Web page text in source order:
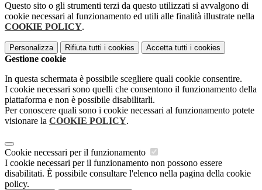
Questo sito o gli strumenti terzi da questo utilizzati si avvalgono di
cookie necessari al funzionamento ed utili alle finalità illustrate nella
COOKIE POLICY.
Personalizza Rifiuta tutti i cookies Accetta tutti i cookies
Gestione cookie
In questa schermata è possibile scegliere quali cookie consentire.
I cookie necessari sono quelli che consentono il funzionamento della
piattaforma e non è possibile disabilitarli.
Per conoscere quali sono i cookie necessari al funzionamento potete
visionare la COOKIE POLICY.
Cookie necessari per il funzionamento
I cookie necessari per il funzionamento non possono essere
disabilitati. È possibile consultare l'elenco nella pagina della cookie
policy.